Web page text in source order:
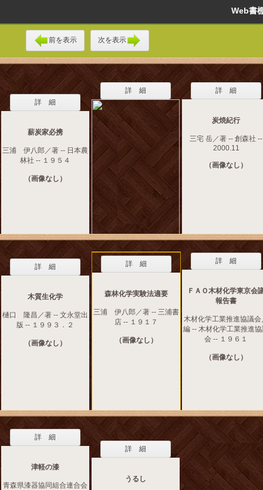
Web
前を表示 次を表示
詳 細
薪炭家必携
三浦 伊八郎／著 -- 日本農
林社 -- １９５４
（画像なし）
詳 細 詳 細
炭焼紀行
三宅 岳／著 -- 創森社 --
2000.11
（画像なし）
詳 細
木質生化学
樋口 隆昌／著 -- 文永堂出
版 -- １９９３．２
（画像なし）
詳 細
森林化学実験法適要
三浦 伊八郎／著 -- 三浦書
店 -- １９１７
（画像なし）
詳 細
ＦＡＯ木材化学東京会
報告書
木材化学工業推進協議会
編 -- 木材化学工業推進
会 -- １９６１
（画像なし）
詳 細
津軽の漆
青森県漆器協同組合連合会
詳 細
うるし